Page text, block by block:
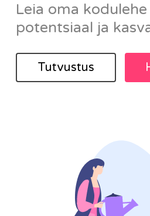
Leia oma
potentsiaal ja
Tutvustus